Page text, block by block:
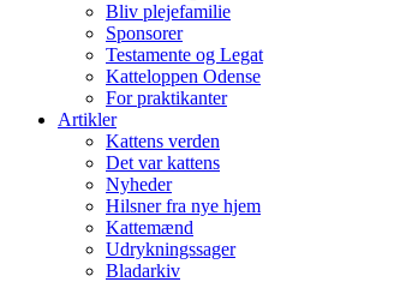
Bliv plejefamilie
Sponsorer
Testamente og Legat
Katteloppen Odense
For praktikanter
Artikler
Kattens verden
Det var kattens
Nyheder
Hilsner fra nye hjem
Kattemænd
Udrykningssager
Bladarkiv